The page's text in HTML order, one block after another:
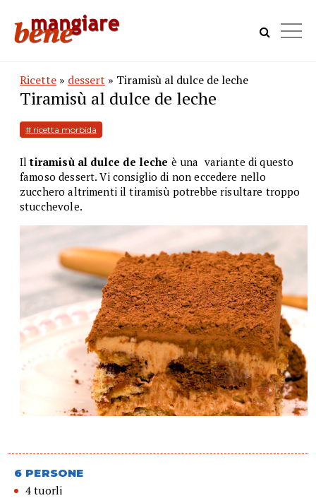
Ricette » dessert » Tiramisù al dulce de leche
Tiramisù al dulce de leche
# ricetta morbida
Iltiramisù al dulce de leche è una variante di questo
famoso dessert. Vi consiglio di non eccedere nello
zucchero altrimenti il tiramisù potrebbe risultare troppo
stucchevole.
6 PERSONE
4 tuorli